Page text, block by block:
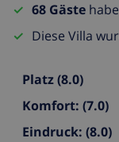
68 Gäste
Diese Villa
Platz(8.0)
Komfort: (7.0)
Eindruck: (8.0)